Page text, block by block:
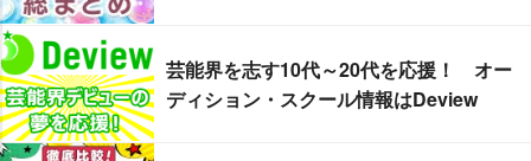
芸能界を志す10代～20代を応援！ オー
ディション・スクール情報はDeview